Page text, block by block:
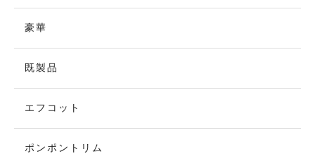
豪華
既製品
エフコット
ポンポントリム